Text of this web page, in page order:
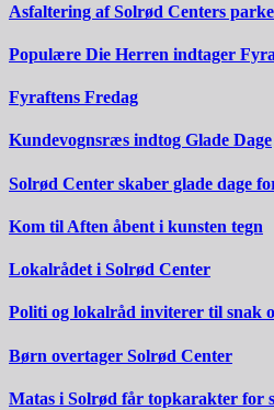
Asfaltering af Solrød Centers
Populære Die Herren indtager
Fyraftens Fredag
Kundevognsræs indtog Glade Dage
Solrød Center skaber glade dage
Kom til Aften åbent i kunsten tegn
Lokalrådet i Solrød Center
Politi og lokalråd inviterer til snak
Børn overtager Solrød Center
Matas i Solrød får topkarakter for